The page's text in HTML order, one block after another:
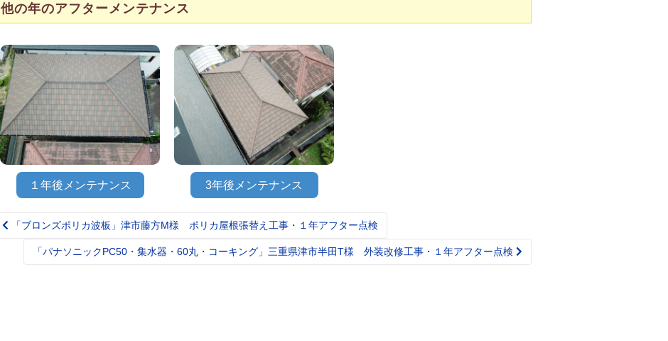
他の年のアフターメンテナンス
１年後メンテナンス 3年後メンテナンス
Post
navigation
「ブロンズポリカ波板」津市藤方M様 ポリカ屋根張替え工事・１年アフター点検
「パナソニックPC50・集水器・60丸・コーキング」三重県津市半田T様 外装改修工事・１年アフター点検